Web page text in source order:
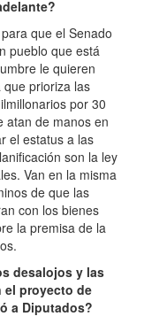
que el Senado
pueblo que está
le quieren
prioriza las
por 30
atan de manos en
el estatus a las
son la ley
Van en la misma
de que las
con los bienes
la premisa de la
desalojos y las
el proyecto de
a Diputados?